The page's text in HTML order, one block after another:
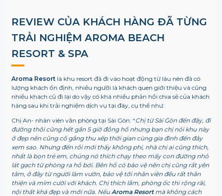
REVIEW CỦA KHÁCH HÀNG ĐÃ TỪNG
TRẢI NGHIỆM AROMA BEACH
RESORT & SPA
Aroma Resortlà khu resort đã đi vào hoạt động từ lâu nên đã có
lượng khách ổn định, nhiều người là khách quen giới thiệu và cũng
nhiều khách cũ đi lại do vậy có khá nhiều phản hồi chia sẻ của khách
hàng sau khi trải nghiệm dịch vụ tại đây, cụ thể như:
Chị An- nhân viên văn phòng tại Sài Gòn: “Chị từ Sài Gòn đến đây, đi
đường thôi cũng hết gần 5 giờ đồng hồ nhưng bạn chị nói khu này
ở đẹp nên cũng cố gắng thu xếp thời gian cùng gia đình đến đây
xem sao. Nhưng đến rồi mới thấy không phí, nhà chị ai cũng thích,
nhất là bọn trẻ em, chúng nó thích chạy theo mấy con đường nhỏ
lát gạch từ phòng ra hồ bơi. Bên hồ có bảo vệ nên chị cũng rất yên
tâm, ở đây từ người làm vườn, bảo vệ tới nhân viên đều rất thân
thiện và mỉm cười với khách. Chị thích lắm, phòng ốc thì rộng rãi,
nội thất khá đẹp và mới nữa. Nếu Aroma Resortmà không cách